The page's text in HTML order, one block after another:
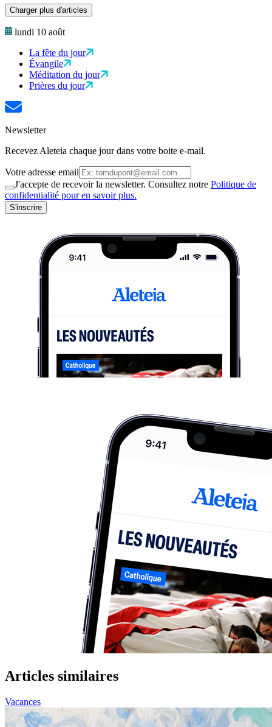
Charger plus d'articles
lundi 10 août
La fête du jour
Évangile
Méditation du jour
Prières du jour
Newsletter
Recevez Aleteia chaque jour dans votre boite e-mail.
Votre adresse email
J'accepte de recevoir la newsletter. Consultez notre Politique de
confidentialité pour en savoir plus.
S'inscrire
Articles similaires
Vacances